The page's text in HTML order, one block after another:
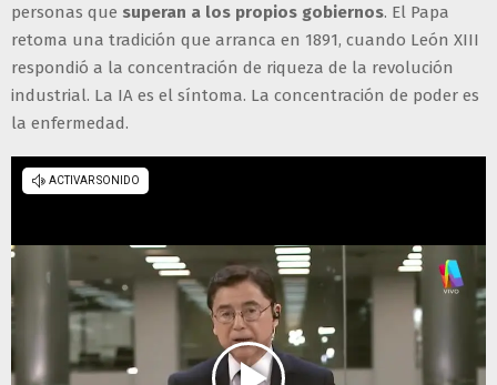
personas que superan a los propios gobiernos. El Papa
retoma una tradición que arranca en 1891, cuando León XIII
respondió a la concentración de riqueza de la revolución
industrial. La IA es el síntoma. La concentración de poder es
la enfermedad.